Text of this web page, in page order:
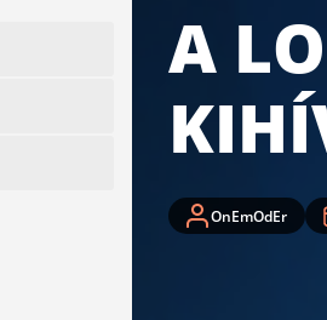
A
OnEmOdEr